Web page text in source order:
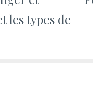
les types de